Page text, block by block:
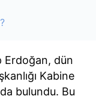
Erdoğan, dün
Kabine
bulundu. Bu